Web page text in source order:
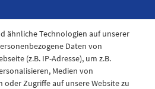
ähnliche Technologien auf unserer
Daten von
(z.B. IP-Adresse), um z.B.
Medien von
Zugriffe auf unsere Website zu